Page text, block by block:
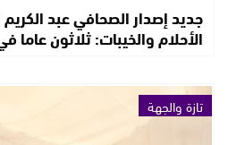
جديد إصدار الصحافي عبد
الأحلام والخيبات: ثلاثون عاما
تازة والجهة